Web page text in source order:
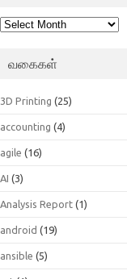
பெட்டகம்
வகைகள்
3D Printing (25)
accounting (4)
agile (16)
AI (3)
Analysis Report (1)
android (19)
ansible (5)